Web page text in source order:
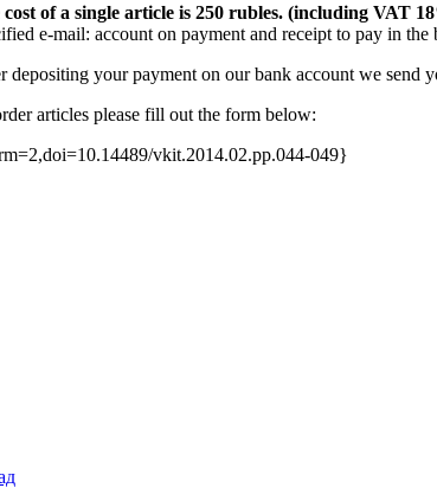
cost of a single article is 250 rubles. (including VAT
e-mail: account on payment and receipt to pay in the
depositing your payment on our bank account we send
articles please fill out the form below:
vkit.2014.02.pp.044-049}